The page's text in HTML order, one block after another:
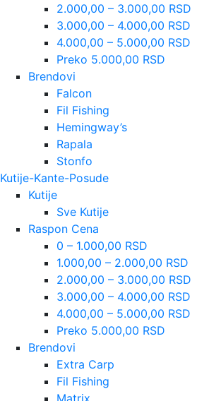
2.000,00 – 3.000,00 RSD
3.000,00 – 4.000,00 RSD
4.000,00 – 5.000,00 RSD
Preko 5.000,00 RSD
Brendovi
Falcon
Fil Fishing
Hemingway’s
Rapala
Stonfo
Kutije-Kante-Posude
Kutije
Sve Kutije
Raspon Cena
0 – 1.000,00 RSD
1.000,00 – 2.000,00 RSD
2.000,00 – 3.000,00 RSD
3.000,00 – 4.000,00 RSD
4.000,00 – 5.000,00 RSD
Preko 5.000,00 RSD
Brendovi
Extra Carp
Fil Fishing
Matrix